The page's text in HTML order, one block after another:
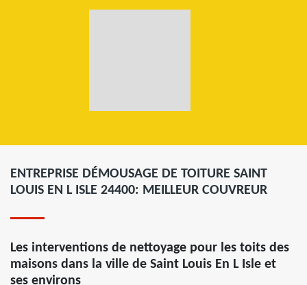
ENTREPRISE DÉMOUSAGE DE TOITURE SAINT
LOUIS EN L ISLE 24400: MEILLEUR COUVREUR
Les interventions de nettoyage pour les toits des
maisons dans la ville de Saint Louis En L Isle et
ses environs